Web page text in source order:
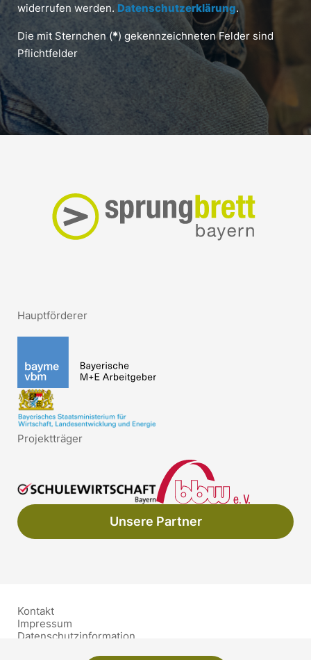
widerrufen werden. Datenschutzerklärung.
Die mit Sternchen (*) gekennzeichneten Felder sind
Pflichtfelder
Hauptförderer
Projektträger
Unsere Partner
Kontakt
Impressum
Datenschutzinformation